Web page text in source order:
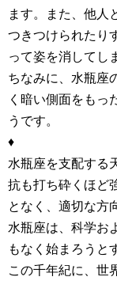
ます。また、他人
つきつけられたり
って姿を消してし
ちなみに、水瓶座
く暗い側面をもっ
うです。
♦
水瓶座を支配する
抗も打ち砕くほど
となく、適切な方
水瓶座は、科学お
もなく始まろうと
この千年紀に、世